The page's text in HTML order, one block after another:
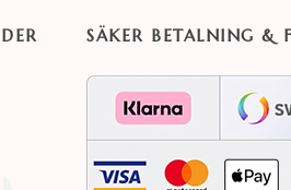
SÄKER BETALNING &